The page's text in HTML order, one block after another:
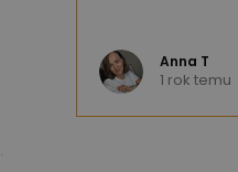
Anna T
1 rok temu